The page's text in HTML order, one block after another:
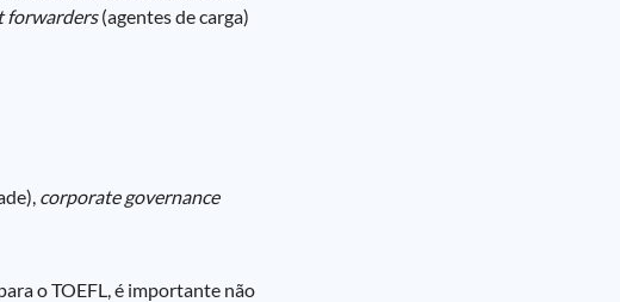
forwarders(agentes de carga)
corporate governance
o TOEFL, é importante não